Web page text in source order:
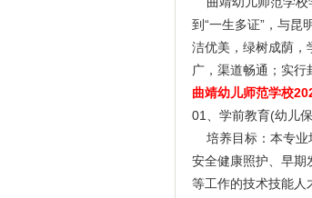
到“一生多证”，与昆
洁优美，绿树成荫，
广，渠道畅通；实行
曲靖幼儿师范学校
01、学前教育(幼儿
培养目标：本专业
安全健康照护、早期
等工作的技术技能人